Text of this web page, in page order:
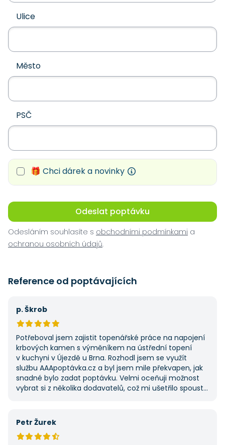
Ulice
Město
PSČ
🎁 Chci dárek a novinky
Odeslat poptávku
Odesláním souhlasíte s obchodními podmínkami a
ochranou osobních údajů.
Reference od poptávajících
p. Škrob
Potřeboval jsem zajistit topenářské práce na napojení
krbových kamen s výměníkem na ústřední topení
v kuchyni v Újezdě u Brna. Rozhodl jsem se využít
službu AAApoptávka.cz a byl jsem mile překvapen, jak
snadné bylo zadat poptávku. Velmi oceňuji možnost
vybrat si z několika dodavatelů, což mi ušetřilo spoustu
potřebovat další řemeslné práce.
Petr Žurek